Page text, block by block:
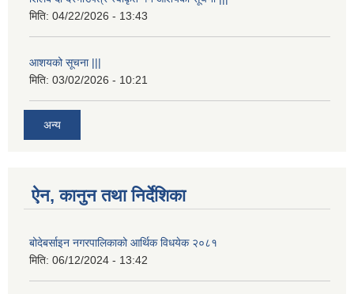
मिति: 04/22/2026 - 13:43
आशयको सूचना |||
मिति: 03/02/2026 - 10:21
अन्य
ऐन, कानुन तथा निर्देशिका
बोदेबर्साइन नगरपालिकाको आर्थिक विधयेक २०८१
मिति: 06/12/2024 - 13:42